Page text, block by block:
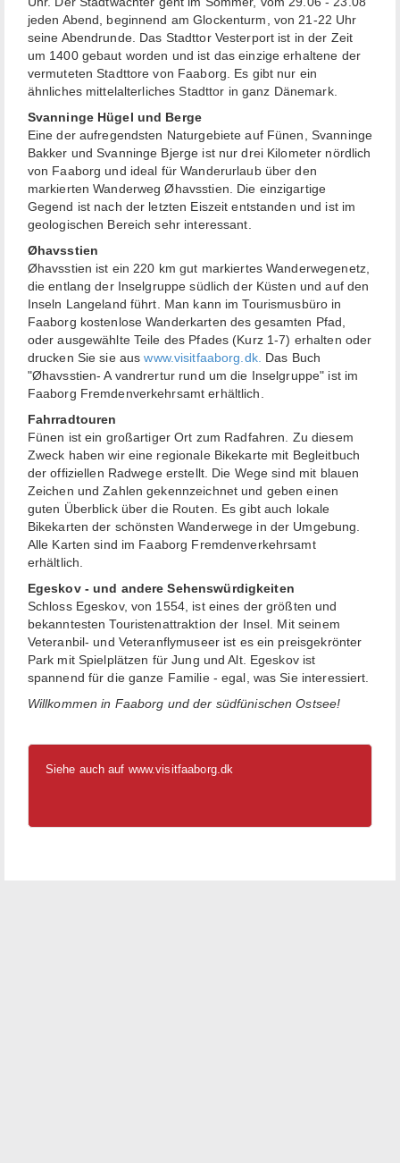
jeden Abend, beginnend am Glockenturm, von 21-22 Uhr
seine Abendrunde. Das Stadttor Vesterport ist in der Zeit
um 1400 gebaut worden und ist das einzige erhaltene der
vermuteten Stadttore von Faaborg. Es gibt nur ein
ähnliches mittelalterliches Stadttor in ganz Dänemark.
Svanninge Hügel und Berge
Eine der aufregendsten Naturgebiete auf Fünen, Svanninge
Bakker und Svanninge Bjerge ist nur drei Kilometer nördlich
von Faaborg und ideal für Wanderurlaub über den
markierten Wanderweg Øhavsstien. Die einzigartige
Gegend ist nach der letzten Eiszeit entstanden und ist im
geologischen Bereich sehr interessant.
Øhavsstien
Øhavsstien ist ein 220 km gut markiertes Wanderwegenetz,
die entlang der Inselgruppe südlich der Küsten und auf den
Inseln Langeland führt. Man kann im Tourismusbüro in
Faaborg kostenlose Wanderkarten des gesamten Pfad,
oder ausgewählte Teile des Pfades (Kurz 1-7) erhalten oder
drucken Sie sie auswww.visitfaaborg.dk. Das Buch
"Øhavsstien- A vandrertur rund um die Inselgruppe" ist im
Faaborg Fremdenverkehrsamt erhältlich.
Fahrradtouren
Fünen ist ein großartiger Ort zum Radfahren. Zu diesem
Zweck haben wir eine regionale Bikekarte mit Begleitbuch
der offiziellen Radwege erstellt. Die Wege sind mit blauen
Zeichen und Zahlen gekennzeichnet und geben einen
guten Überblick über die Routen. Es gibt auch lokale
Bikekarten der schönsten Wanderwege in der Umgebung.
Alle Karten sind im Faaborg Fremdenverkehrsamt
erhältlich.
Egeskov - und andere Sehenswürdigkeiten
Schloss Egeskov, von 1554, ist eines der größten und
bekanntesten Touristenattraktion der Insel. Mit seinem
Veteranbil- und Veteranflymuseer ist es ein preisgekrönter
Park mit Spielplätzen für Jung und Alt. Egeskov ist
spannend für die ganze Familie - egal, was Sie interessiert.
Willkommen in Faaborg und der südfünischen Ostsee!
Siehe auch auf www.visitfaaborg.dk